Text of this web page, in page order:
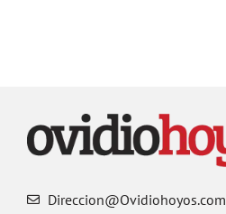
Direccion@Ovidiohoyos.com